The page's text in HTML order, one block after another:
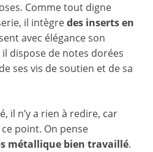
Comme tout digne
il intègredes inserts en
avec élégance son
dispose de notes dorées
ses vis de soutien et de sa
il n’y a rien à redire, car
point. On pense
métallique bien travaillé.